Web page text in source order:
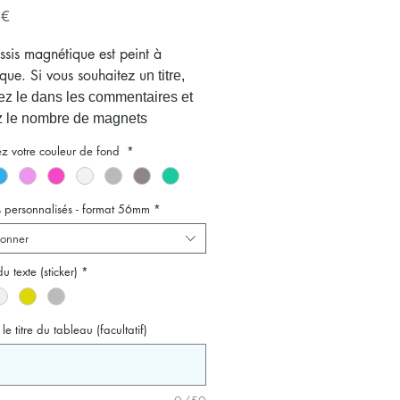
magnétique est peint à
Si vous souhaitez un titre,
le dans les commentaires et
le nombre de magnets
de votre commande,
vos photos par email, nous
en page pour vous.
votre couleur de fond *
- format 56mm *
texte (sticker) *
le titre du tableau (facultatif)